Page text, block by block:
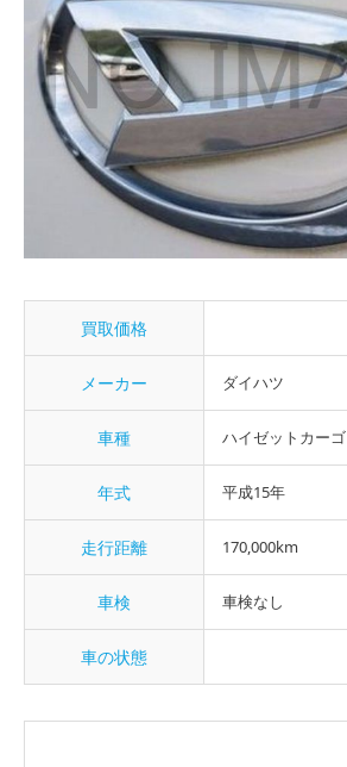
買取価格
メーカー ダイハツ
車種 ハイゼットカーゴ
年式 平成15年
走行距離 170,000km
車検 車検なし
車の状態
会社概要
お問い合わせ